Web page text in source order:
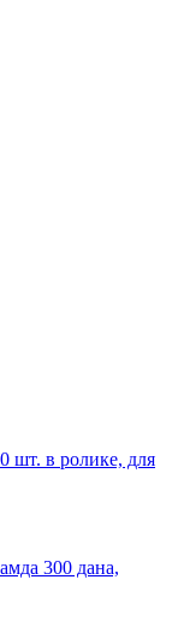
300 дана,